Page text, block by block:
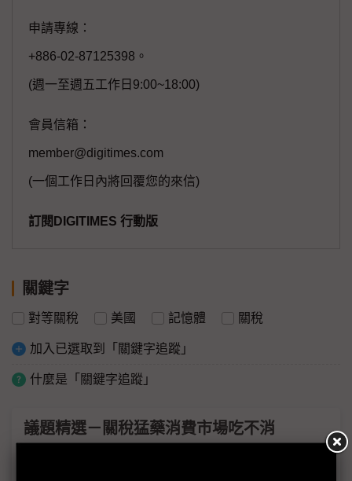
申請專線：
+886-02-87125398。
(週一至週五工作日9:00~18:00)
會員信箱：
member@digitimes.com
(一個工作日內將回覆您的來信)
訂閱DIGITIMES 行動版
關鍵字
對等關稅 美國 記憶體 關稅
加入已選取到「關鍵字追蹤」
什麼是「關鍵字追蹤」
議題精選－關稅猛藥消費市場吃不消